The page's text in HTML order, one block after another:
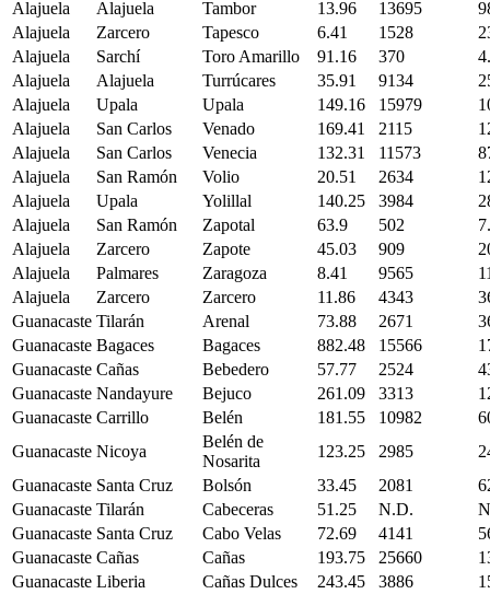
Alajuela Alajuela Tambor 13.96 13695
Alajuela
Zarcero Tapesco 6.41 1528
Alajuela
Sarchí Toro Amarillo 91.16 370
Alajuela
Alajuela Turrúcares 35.91 9134
Alajuela
Upala Upala 149.16 15979
Alajuela
San Carlos Venado 169.41 2115
Alajuela
San Carlos Venecia 132.31 11573
Alajuela
San Ramón Volio 20.51 2634
Alajuela
Upala Yolillal 140.25 3984
Alajuela
San Ramón Zapotal 63.9 502
Alajuela
Zarcero Zapote 45.03 909
Alajuela
Palmares Zaragoza 8.41 9565
Alajuela
Zarcero Zarcero 11.86 4343
Guanacaste Tilarán Arenal 73.88 2671
Guanacaste Bagaces Bagaces 882.48 15566
Guanacaste Cañas Bebedero 57.77 2524
Guanacaste Nandayure Bejuco 261.09 3313
Guanacaste Carrillo Belén 181.55 10982
Guanacaste Nicoya
Belén de
Nosarita
123.25 2985
Guanacaste Santa Cruz Bolsón 33.45 2081
Guanacaste Tilarán Cabeceras 51.25 N.D.
Guanacaste Santa Cruz Cabo Velas 72.69 4141
Guanacaste Cañas Cañas 193.75 25660
Guanacaste Liberia Cañas Dulces 243.45 3886